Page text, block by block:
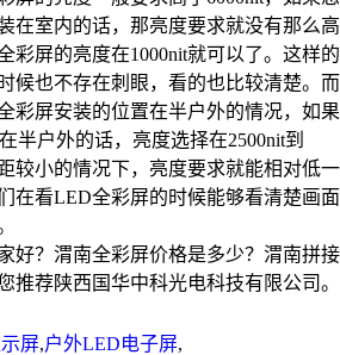
在室内的话，那亮度要求就没有那么高
彩屏的亮度在1000nit就可以了。这样的
候也不存在刺眼，看的也比较清楚。而
彩屏安装的位置在半户外的情况，如果
半户外的话，亮度选择在2500nit到
较小的情况下，亮度要求就能相对低一
在看LED全彩屏的时候能够看清楚画面
好？渭南全彩屏价格是多少？渭南拼接
推荐陕西国华中科光电科技有限公司。
屏,户外LED电子屏,